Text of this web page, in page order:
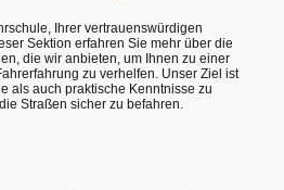
Ihrer vertrauenswürdigen
Sektion erfahren Sie mehr über die
die wir anbieten, um Ihnen zu einer
zu verhelfen. Unser Ziel ist
als auch praktische Kenntnisse zu
Straßen sicher zu befahren.